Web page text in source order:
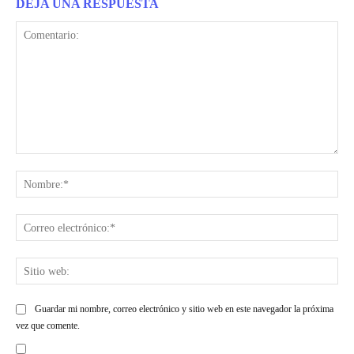
DEJA UNA RESPUESTA
Guardar mi nombre, correo electrónico y sitio web en este navegador la próxima
vez que comente.